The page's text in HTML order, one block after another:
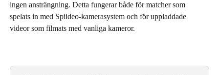
ingen ansträngning. Detta fungerar både för matcher som
spelats in med Spiideo-kamerasystem och för uppladdade
videor som filmats med vanliga kameror.